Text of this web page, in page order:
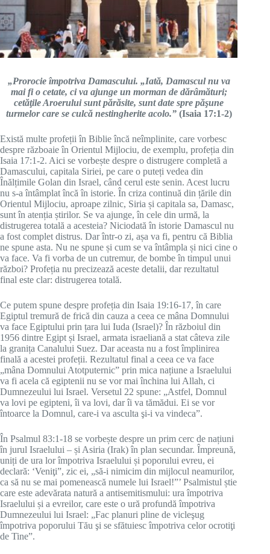
„Prorocie împotriva Damascului. „Iată, Damascul nu va
mai fi o cetate, ci va ajunge un morman de dărâmături;
cetăţile Aroerului sunt părăsite, sunt date spre păşune
turmelor care se culcă nestingherite acolo.” (Isaia 17:1-2)
Există multe profeții în Biblie încă neîmplinite, care vorbesc
despre războaie în Orientul Mijlociu, de exemplu, profeția din
Isaia 17:1-2. Aici se vorbește despre o distrugere completă a
Damascului, capitala Siriei, pe care o puteți vedea din
Înălțimile Golan din Israel, când cerul este senin. Acest lucru
nu s-a întâmplat încă în istorie. În criza continuă din țările din
Orientul Mijlociu, aproape zilnic, Siria și capitala sa, Damasc,
sunt în atenția știrilor. Se va ajunge, în cele din urmă, la
distrugerea totală a acesteia? Niciodată în istorie Damascul nu
a fost complet distrus. Dar într-o zi, așa va fi, pentru că Biblia
ne spune asta. Nu ne spune și cum se va întâmpla și nici cine o
va face. Va fi vorba de un cutremur, de bombe în timpul unui
război? Profeția nu precizează aceste detalii, dar rezultatul
final este clar: distrugerea totală.
Ce putem spune despre profeția din Isaia 19:16-17, în care
Egiptul tremură de frică din cauza a ceea ce mâna Domnului
va face Egiptului prin țara lui Iuda (Israel)? În războiul din
1956 dintre Egipt și Israel, armata israeliană a stat câteva zile
la granița Canalului Suez. Dar aceasta nu a fost împlinirea
finală a acestei profeții. Rezultatul final a ceea ce va face
„mâna Domnului Atotputernic” prin mica națiune a Israelului
va fi acela că egiptenii nu se vor mai închina lui Allah, ci
Dumnezeului lui Israel. Versetul 22 spune: „Astfel, Domnul
va lovi pe egipteni, îi va lovi, dar îi va tămădui. Ei se vor
întoarce la Domnul, care-i va asculta şi-i va vindeca”.
În Psalmul 83:1-18 se vorbește despre un prim cerc de națiuni
în jurul Israelului – și Asiria (Irak) în plan secundar. Împreună,
uniți de ura lor împotriva Israelului și poporului evreu, ei
declară: ‘Veniţi”, zic ei, „să-i nimicim din mijlocul neamurilor,
ca să nu se mai pomenească numele lui Israel!”’ Psalmistul știe
care este adevărata natură a antisemitismului: ura împotriva
Israelului și a evreilor, care este o ură profundă împotriva
Dumnezeului lui Israel: „Fac planuri pline de vicleşug
împotriva poporului Tău şi se sfătuiesc împotriva celor ocrotiţi
de Tine”.